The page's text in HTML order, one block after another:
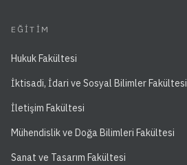
EĞITIM
Hukuk Fakültesi
İktisadi, İdari ve Sosyal Bilimler Fakültesi
İletişim Fakültesi
Mühendislik ve Doğa Bilimleri Fakültesi
Sanat ve Tasarım Fakültesi